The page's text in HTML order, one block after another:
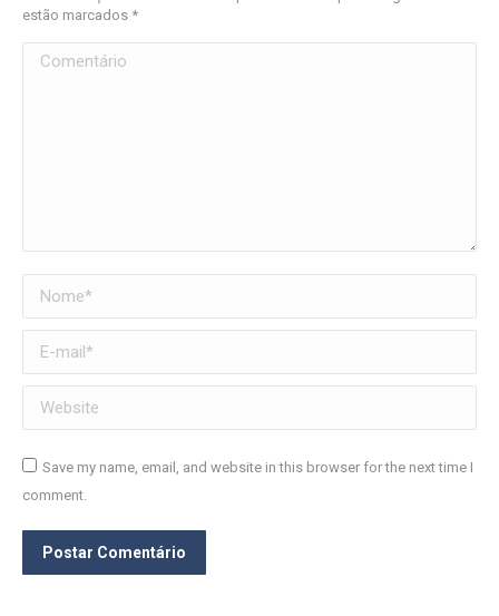
estão marcados *
Comentário
Nome *
E-mail *
Website
Save my name, email, and website in this browser for the next time I
comment.
Postar Comentário